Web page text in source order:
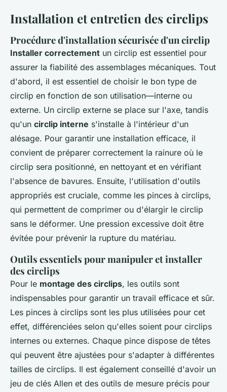
Installation et entretien des circlips
Procédure d'installation sécurisée d'un circlip
Installer correctement un circlip est essentiel pour
assurer la fiabilité des assemblages mécaniques. Tout
d'abord, il est essentiel de choisir le bon type de
circlip en fonction de son utilisation—interne ou
externe. Un circlip externe se place sur l'axe, tandis
qu'un circlip interne s'installe à l'intérieur d'un
alésage. Pour garantir une installation efficace, il
convient de préparer correctement la rainure où le
circlip sera positionné, en nettoyant et en vérifiant
l'absence de bavures. Ensuite, l'utilisation d'outils
appropriés est cruciale, comme les pinces à circlips,
qui permettent de comprimer ou d'élargir le circlip
sans le déformer. Une pression excessive doit être
évitée pour prévenir la rupture du matériau.
Outils essentiels pour manipuler et installer
des circlips
Pour le montage des circlips, les outils sont
indispensables pour garantir un travail efficace et sûr.
Les pinces à circlips sont les plus utilisées pour cet
effet, différenciées selon qu'elles soient pour circlips
internes ou externes. Chaque pince dispose de têtes
qui peuvent être ajustées pour s'adapter à différentes
tailles de circlips. Il est également conseillé d'avoir un
jeu de clés Allen et des outils de mesure précis pour